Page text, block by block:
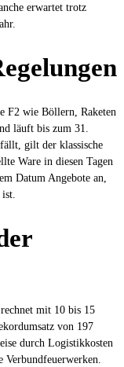
erwartet trotz
F2 wie Böllern, Raketen
läuft bis zum 31.
gilt der klassische
Ware in diesen Tagen
Datum Angebote an,
mit 10 bis 15
von 197
durch Logistikkosten